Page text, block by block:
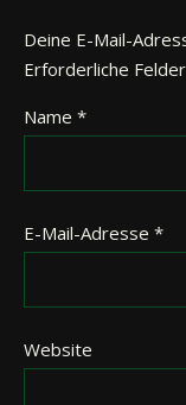
Deine E-Mail-
Erforderliche
Name *
E-Mail-Adresse *
Website